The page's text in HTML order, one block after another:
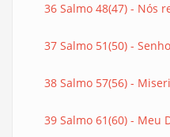
36 Salmo 48(47) - Nós
37 Salmo 51(50) -
38 Salmo 57(56) -
39 Salmo 61(60) - Meu